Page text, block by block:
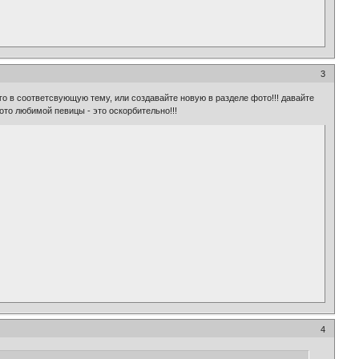
3
соответсвующую тему, или создавайте новую в разделе фото!!! давайте
любимой певицы - это оскорбительно!!!
4